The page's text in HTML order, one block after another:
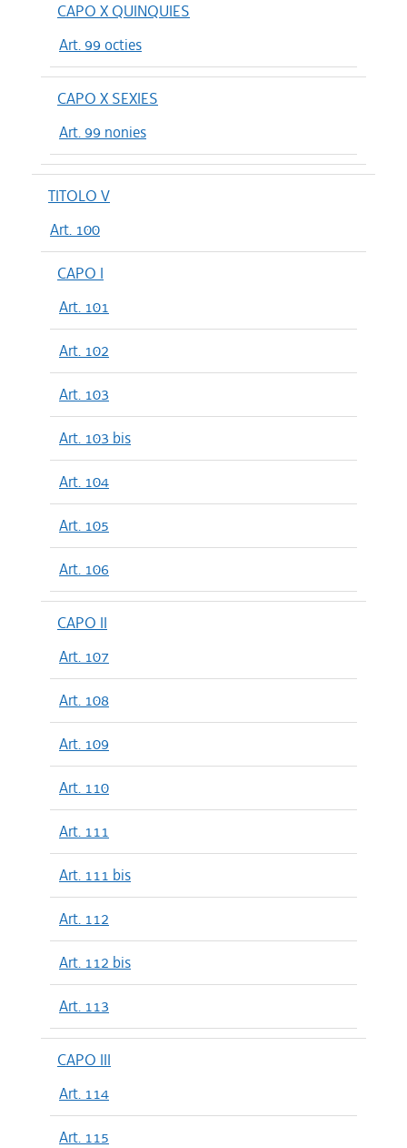
CAPO X QUINQUIES
Art. 99 octies
CAPO X SEXIES
Art. 99 nonies
TITOLO V
Art. 100
CAPO I
Art. 101
Art. 102
Art. 103
Art. 103 bis
Art. 104
Art. 105
Art. 106
CAPO II
Art. 107
Art. 108
Art. 109
Art. 110
Art. 111
Art. 111 bis
Art. 112
Art. 112 bis
Art. 113
CAPO III
Art. 114
Art. 115